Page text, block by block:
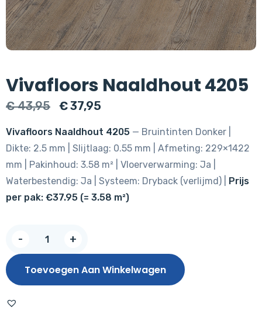
Vivafloors Naaldhout 4205
€43,95
Oorspronkelijke
was:
€ 43,95.
€37,95
€ 37,95.
Vivafloors Naaldhout 4205 — Bruintinten Donker |
Dikte: 2.5 mm | Slijtlaag: 0.55 mm | Afmeting: 229×1422
mm | Pakinhoud: 3.58 m² | Vloerverwarming: Ja |
Waterbestendig: Ja | Systeem: Dryback (verlijmd) |
Prijs
per pak: €37.95 (= 3.58 m²)
-
4205
aantal
+
Toevoegen Aan Winkelwagen